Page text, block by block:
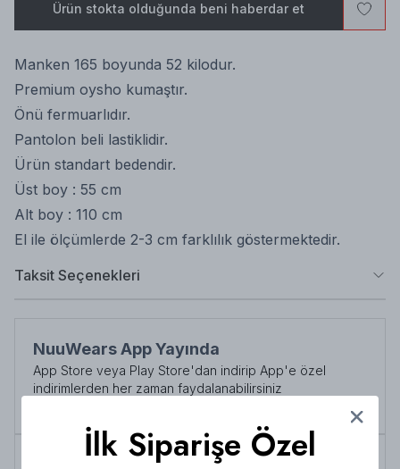
Ürün stokta olduğunda beni haberdar et
Manken 165 boyunda 52 kilodur.
Premium oysho kumaştır.
Önü fermuarlıdır.
Pantolon beli lastiklidir.
Ürün standart bedendir.
Üst boy : 55 cm
Alt boy : 110 cm
El ile ölçümlerde 2-3 cm farklılık göstermektedir.
Taksit Seçenekleri
NuuWears App Yayında
App Store veya Play Store'dan indirip App'e özel
indirimlerden her zaman faydalanabilirsiniz
Tüm siparişlerde 3000 TL üzeri kargo ücretsiz!
İlk Siparişe Özel